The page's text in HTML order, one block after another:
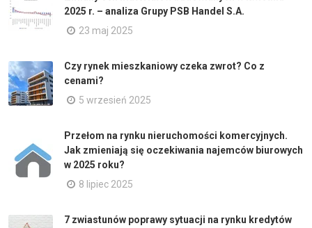
2025 r. – analiza Grupy PSB Handel S.A.
23 maj 2025
Czy rynek mieszkaniowy czeka zwrot? Co z
cenami?
5 wrzesień 2025
Przełom na rynku nieruchomości komercyjnych.
Jak zmieniają się oczekiwania najemców biurowych
w 2025 roku?
8 lipiec 2025
7 zwiastunów poprawy sytuacji na rynku kredytów